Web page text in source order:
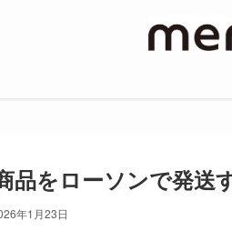
品をローソンで発送
年1月23日